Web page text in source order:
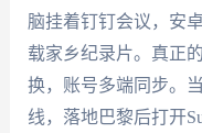
脑挂着钉钉会议，安
载家乡纪录片。真正
换，账号多端同步。
线，落地巴黎后打开